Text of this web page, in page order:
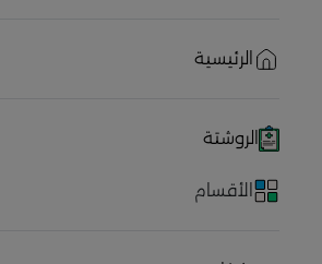
الرئيسية
الروشتة
الأقسام